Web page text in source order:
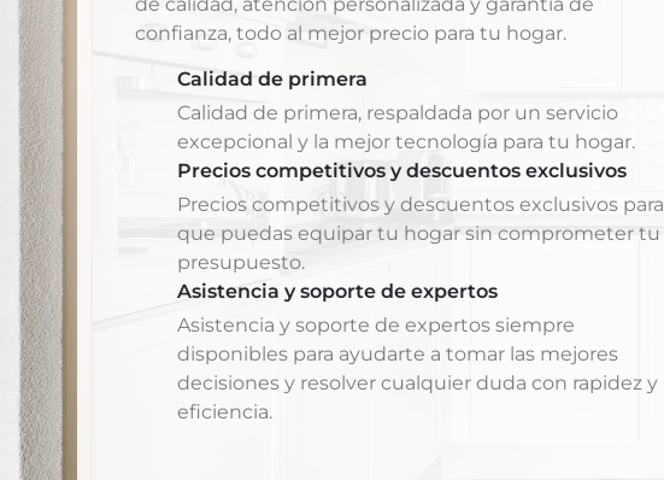
confianza, todo al mejor precio para tu hogar.
Calidad de primera
Calidad de primera, respaldada por un servicio
excepcional y la mejor tecnología para tu hogar.
Precios competitivos y descuentos exclusivos
Precios competitivos y descuentos exclusivos para
que puedas equipar tu hogar sin comprometer tu
presupuesto.
Asistencia y soporte de expertos
Asistencia y soporte de expertos siempre
disponibles para ayudarte a tomar las mejores
decisiones y resolver cualquier duda con rapidez y
eficiencia.